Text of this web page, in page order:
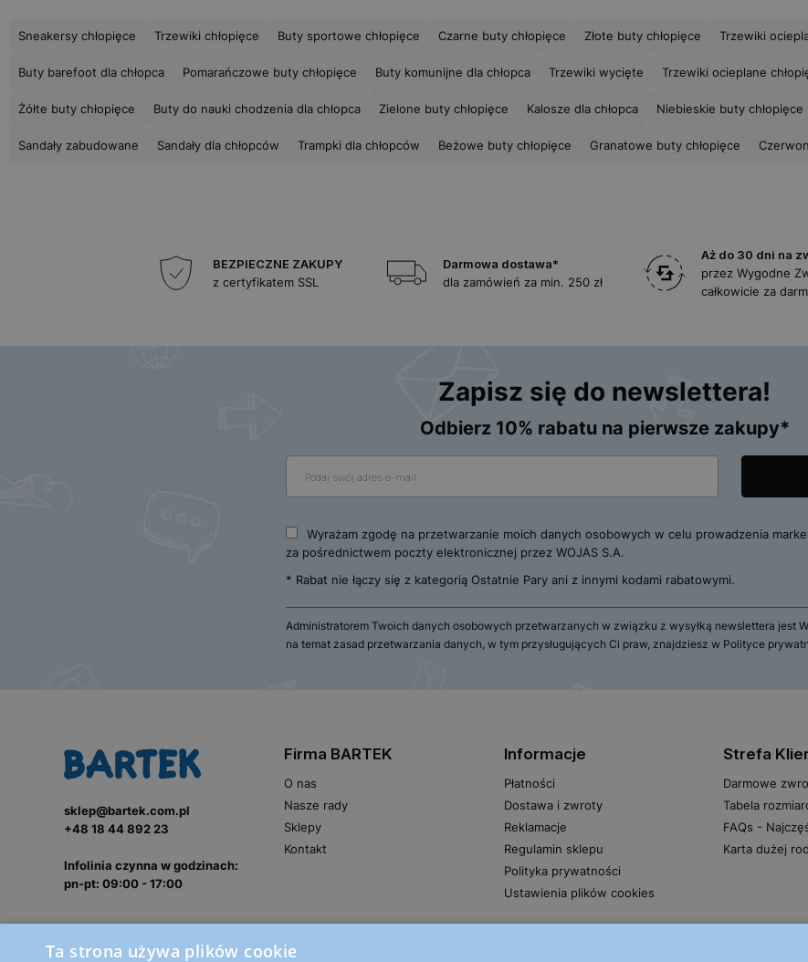
Sneakersy chłopięce Trzewiki chłopięce Buty sportowe chłopięce Czarne buty chłopięce Złote buty chłopięce Trzewiki
Buty barefoot dla chłopca Pomarańczowe buty chłopięce Buty komunijne dla chłopca Trzewiki wycięte Trzewiki ocieplane
Żółte buty chłopięce Buty do nauki chodzenia dla chłopca Zielone buty chłopięce Kalosze dla chłopca Niebieskie buty chłopięce
Sandały zabudowane Sandały dla chłopców Trampki dla chłopców Beżowe buty chłopięce Granatowe buty chłopięce
BEZPIECZNE ZAKUPY
z certyfikatem SSL
Darmowa dostawa*
dla zamówień za min. 250 zł
Aż do 30 dni na
przez Wygodne
całkowicie za
Zapisz się do newslettera!
Odbierz 10% rabatu na pierwsze zakupy*
Wyrażam zgodę na przetwarzanie moich danych osobowych w celu prowadzenia
za pośrednictwem poczty elektronicznej przez WOJAS S.A.
* Rabat nie łączy się z kategorią Ostatnie Pary ani z innymi kodami rabatowymi.
Administratorem Twoich danych osobowych przetwarzanych w związku z wysyłką newslettera jest
na temat zasad przetwarzania danych, w tym przysługujących Ci praw, znajdziesz w Polityce
sklep@bartek.com.pl
+48 18 44 892 23
Infolinia czynna w godzinach:
pn-pt: 09:00 - 17:00
Firma BARTEK
O nas
Nasze rady
Sklepy
Kontakt
Informacje
Płatności
Dostawa i zwroty
Reklamacje
Regulamin sklepu
Polityka prywatności
Ustawienia plików cookies
Strefa
Darmowe
Tabela
FAQs -
Karta dużej
Ta strona używa plików cookie